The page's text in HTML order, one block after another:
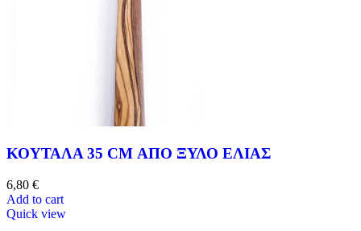
ΚΟΥΤΑΛΑ 35 CM ΑΠΟ ΞΥΛΟ ΕΛΙΑΣ
6,80 €
Add to cart
Quick view